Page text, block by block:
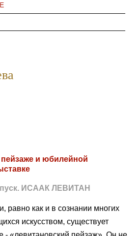
и юбилейной
ИСААК ЛЕВИТАН
равно как и в сознании многих
искусством, существует